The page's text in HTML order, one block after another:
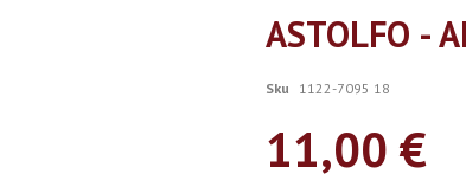
ASTOLFO -
Sku 1122-7095 18
11,00 €